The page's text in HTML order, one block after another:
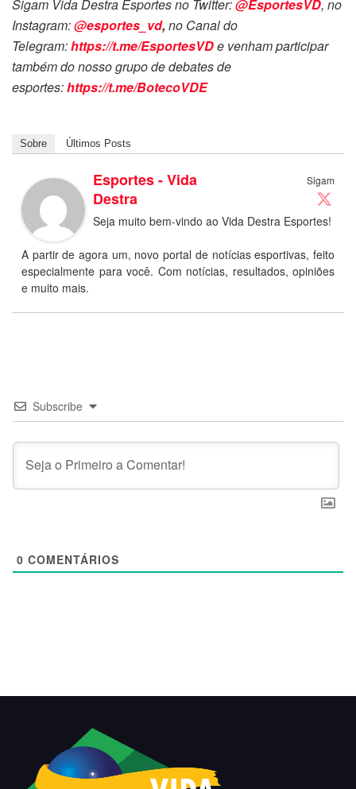
Sigam Vida Destra Esportes no Twitter:@EsportesVD, no
Instagram:@esportes_vd, no Canal do
Telegram:https://t.me/EsportesVDe venham participar
também do nosso grupo de debates de
esportes:https://t.me/BotecoVDE
Sobre Últimos Posts
Sigam
Esportes - Vida
Destra
Seja muito bem-vindo ao Vida Destra Esportes!
A partir de agora um, novo portal de notícias esportivas, feito
especialmente para você. Com notícias, resultados, opiniões
e muito mais.
Subscribe
0 COMENTÁRIOS